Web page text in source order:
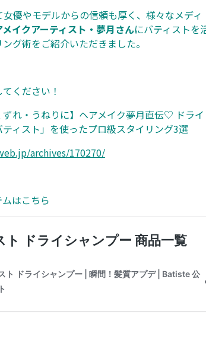
優やモデルからの信頼も厚く、様々なメディ
メイクアーティスト・夢月さんにバティストを
グ術をご紹介いただきました。
ください！
れ・うねりに】ヘアメイク夢月直伝♡ ドライ
ィスト」を使ったプロ級スタイリング3選
archives/170270/
はこちら